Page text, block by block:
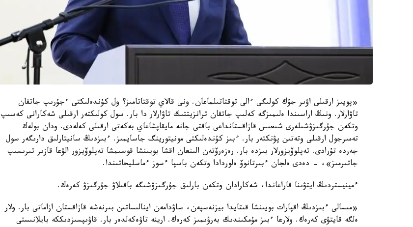
«پويىز ارقىلى اۋىر جۇك كولىگى ءالى توقتاتىلماعان. ونى قالاي توقتاتامىز؟ ول كۇندەلىكتى ءجۇرىپ جاتقان
تاۋارلار. ونىڭ اراسىندا ەلىمىزگە كەلىپ جاتقان ترانزيتتىك تاۋارلار دا بار. سول كولىكتەر ارقىلى شەكارانى كەسىپ
وتكەن جۇرگىزۋشىلەرى شىعىس قازاقستانداعى باقتى جانە مايقاپشاعاي بەكەتى ارقىلى كەلەدى. ودان بولەك
تەمىرجول ارقىلى وتەتىن پۋنكتەر بار. ءبىز كۇندەلىكتى مونيتورينگ جاسايمىز. ءبىزدىڭ سانيتارلىق دارىگەر سول
جەردە تۇرادى. تەپلوۆيزورلار بىزدە بار. رەزەرۆتەن الىنعان اقشا بويىنشا قوسىمشا تەپلوۆيزور الۋعا قازىر تىرىسىپ
جاتىرمىز»، - دەدى ەلجان ءبىرتانوۆ ەلوردادا وتكەن باسپا ءسوز ءماسليحاتىندا.
ءمينيستردىڭ ايتۋىنا قاراعاندا، شەكارادان وتكەن بارلىق جۇرگىزۋشىگە باقىلاۋ جۇرگىزۋ كەرەك.
«مىسالى ءبىزدىڭ اقپارات بويىنشا قىتايدا بيزنەسپەن، ساۋدامەن اينالىساتىن بىرنەشە قازاقستان ازاماتى بار. ولار
ەلگە قايتۋى كەرەك. ولارعا ءبىز مۇمكىندىك بەرۋىمىز كەرەك. ارينە تاۋەكەلدەر بار. قاۋىپسىزدىككە بايلانىستى